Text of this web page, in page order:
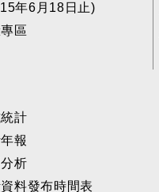
年6月18日止)
區
計
報
析
料發布時間表